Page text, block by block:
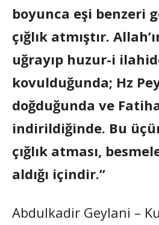
boyunca eşi benzeri
çığlık atmıştır.
uğrayıp huzur-i
kovulduğunda; Hz
doğduğunda ve
indirildiğinde. Bu
çığlık atması,
aldığı içindir.”
Abdulkadir Geylani –